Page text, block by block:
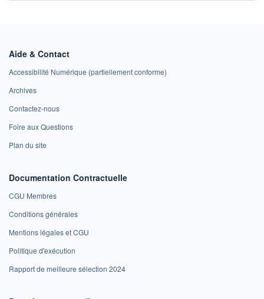
Aide & Contact
Accessibilité Numérique (partiellement conforme)
Archives
Contactez-nous
Foire aux Questions
Plan du site
Documentation Contractuelle
CGU Membres
Conditions générales
Mentions légales et CGU
Politique d'exécution
Rapport de meilleure sélection 2024